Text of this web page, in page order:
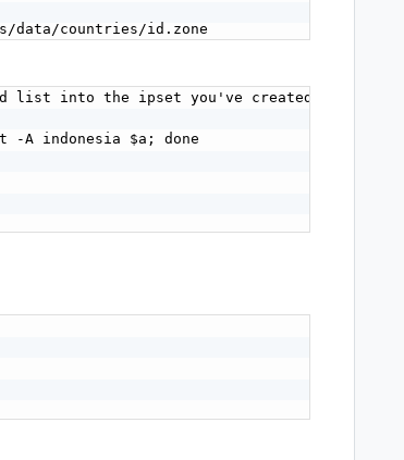
data/countries/id.zone
list into the ipset you've created
indonesia $a; done